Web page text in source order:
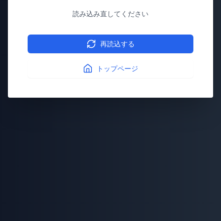
読み込み直してください
再読込する
トップページ